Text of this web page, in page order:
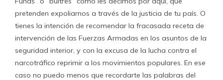
pretenden expoliarnos a través de la justicia de tu país. O
tienes la intención de recomendar la fracasada receta de
intervención de las Fuerzas Armadas en los asuntos de la
seguridad interior, y con la excusa de la lucha contra el
narcotráfico reprimir a los movimientos populares. En ese
caso no puedo menos que recordarte las palabras del